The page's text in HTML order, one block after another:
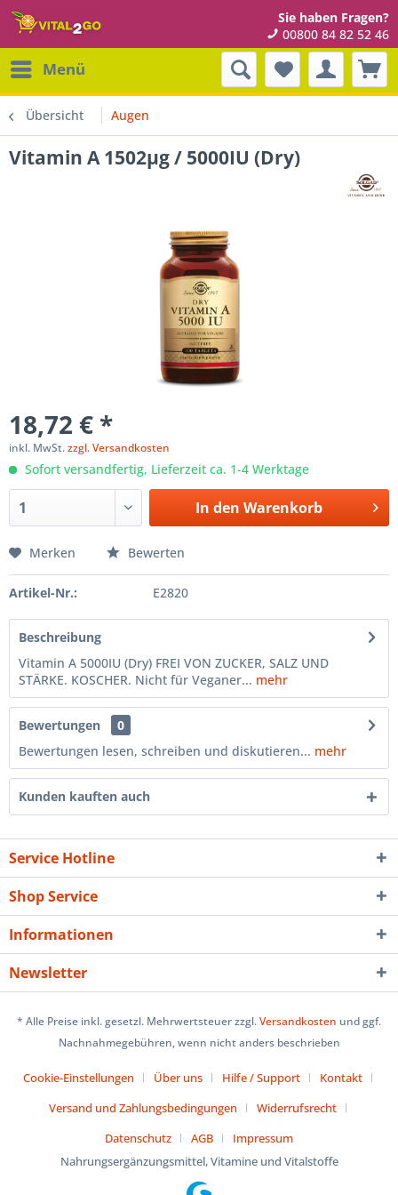
Sie haben Fragen?
00800 84 82 52 46
Menü
Übersicht Augen
Vitamin A 1502µg / 5000IU (Dry)
18,72 € *
inkl. MwSt.zzgl. Versandkosten
Sofort versandfertig, Lieferzeit ca. 1-4 Werktage
In den Warenkorb
Merken Bewerten
Artikel-Nr.: E2820
Beschreibung
Vitamin A 5000IU (Dry) FREI VON ZUCKER, SALZ UND
STÄRKE. KOSCHER. Nicht für Veganer... mehr
Bewertungen
0
Bewertungen lesen, schreiben und diskutieren... mehr
Kunden kauften auch
Service Hotline
Shop Service
Informationen
Newsletter
* Alle Preise inkl. gesetzl. Mehrwertsteuer zzgl.Versandkosten und ggf.
Nachnahmegebühren, wenn nicht anders beschrieben
Cookie-Einstellungen Über uns Hilfe / Support
Kontakt
Versand und Zahlungsbedingungen
Widerrufsrecht
Datenschutz
AGB
Impressum
Nahrungsergänzungsmittel, Vitamine und Vitalstoffe